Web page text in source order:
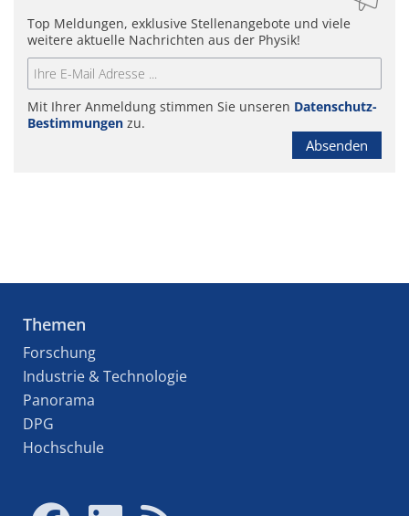
Top Meldungen, exklusive Stellenangebote und viele
weitere aktuelle Nachrichten aus der Physik!
Mit Ihrer Anmeldung stimmen Sie unseren Datenschutz-
Bestimmungen zu.
Absenden
Themen
Forschung
Industrie & Technologie
Panorama
DPG
Hochschule